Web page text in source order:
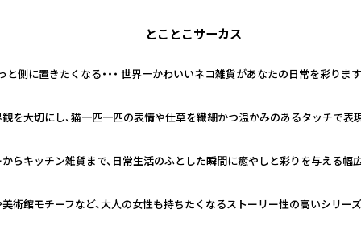
とことこサーカス
と側に置きたくなる・・・ 世界一かわいいネコ雑貨があなたの日常を彩ります
を大切にし、猫一匹一匹の表情や仕草を繊細かつ温かみのあるタッチで表
らキッチン雑貨まで、日常生活のふとした瞬間に癒やしと彩りを与える幅
術館モチーフなど、大人の女性も持ちたくなるストーリー性の高いシリー